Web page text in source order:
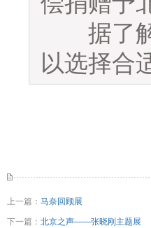
据了解
以选择合
上一篇： 马奈回顾展
下一篇： 北京之声——张晓刚主题展